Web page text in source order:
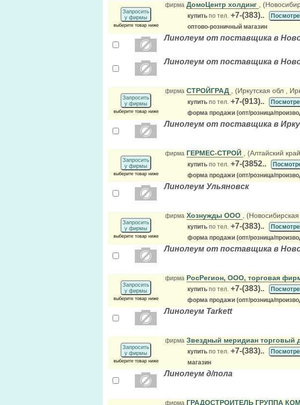
Запросить
у фирмы
выберите товар ниже
фирма ДомоЦентр холдинг ,
купить по тел. +7-(383)..
оптово-розничный магазин
Линолеум от поставщика в
Линолеум от поставщика в
Запросить
у фирмы
выберите товар ниже
фирма СТРОЙГРАД , (Иркутская обл ,
купить по тел. +7-(913)..
форма продажи (опт/розница/
Линолеум от поставщика в
Запросить
у фирмы
выберите товар ниже
фирма ГЕРМЕС-СТРОЙ , (Алтайский край
купить по тел. +7-(3852..
форма продажи (опт/розница/
Линолеум Ульяновск
Запросить
у фирмы
выберите товар ниже
фирма Хознужды ООО ,
купить по тел. +7-(383)..
форма продажи (опт/розница/
Линолеум от поставщика в
Запросить
у фирмы
выберите товар ниже
фирма РосРегион, ООО, торговая
купить по тел. +7-(383)..
форма продажи (опт/розница/
Линолеум Tarkett
Запросить
у фирмы
выберите товар ниже
фирма Звездный меридиан торговый
купить по тел. +7-(383)..
магазин
Линолеум д/пола
фирма ГРАДОСТРОИТЕЛЬ ГРУППА